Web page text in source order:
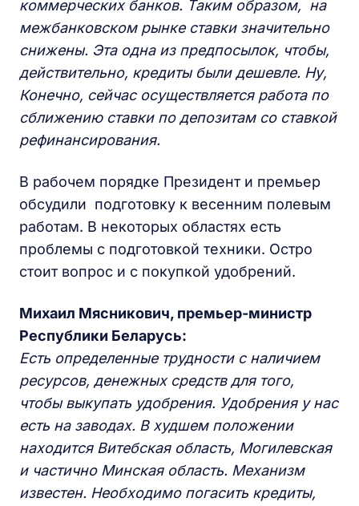
коммерческих банков. Таким образом, на
межбанковском рынке ставки значительно
снижены. Эта одна из предпосылок, чтобы,
действительно, кредиты были дешевле. Ну,
Конечно, сейчас осуществляется работа по
сближению ставки по депозитам со ставкой
рефинансирования.
В рабочем порядке Президент и премьер
обсудили подготовку к весенним полевым
работам. В некоторых областях есть
проблемы с подготовкой техники. Остро
стоит вопрос и с покупкой удобрений.
Михаил Мясникович, премьер-министр
Республики Беларусь:
Есть определенные трудности с наличием
ресурсов, денежных средств для того,
чтобы выкупать удобрения. Удобрения у нас
есть на заводах. В худшем положении
находится Витебская область, Могилевская
и частично Минская область. Механизм
известен. Необходимо погасить кредиты,